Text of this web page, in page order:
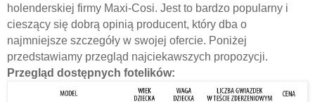
holenderskiej firmy Maxi-Cosi. Jest to bardzo popularny i
cieszący się dobrą opinią producent, który dba o
najmniejsze szczegóły w swojej ofercie. Poniżej
przedstawiamy przegląd najciekawszych propozycji.
Przegląd dostępnych fotelików: